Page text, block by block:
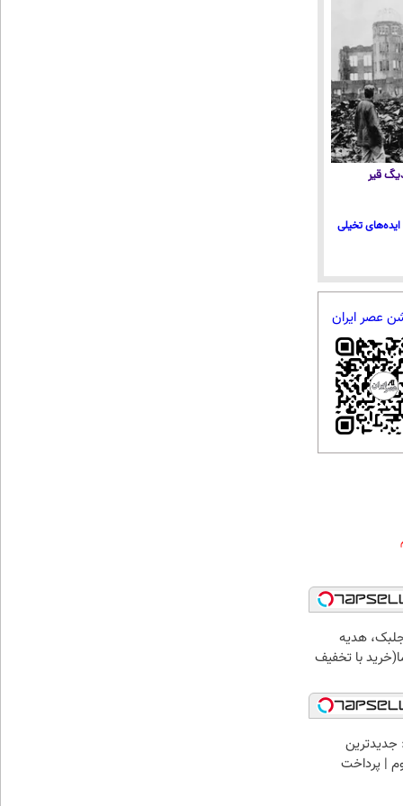
دیگ قیر
تخیلی
عصر ایران
هدیه
با تخفیف
| پرداخت